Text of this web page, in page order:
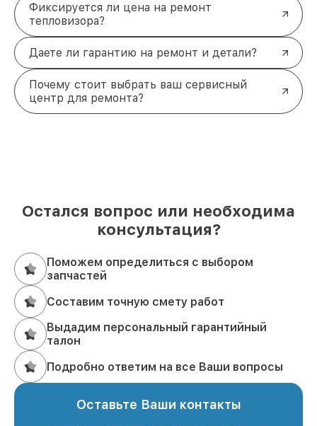
Фиксируется ли цена на ремонт
тепловизора?
Даете ли гарантию на ремонт и детали?
Почему стоит выбрать ваш сервисный
центр для ремонта?
Остался вопрос или необходима
консультация?
Поможем определиться с выбором
запчастей
Составим точную смету работ
Выдадим персональный гарантийный
талон
Подробно ответим на все Ваши вопросы
Оставьте Ваши контакты